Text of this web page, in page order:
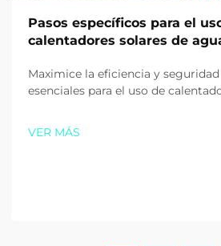
Pasos específicos para el
calentadores solares de
Maximice la eficiencia y
esenciales para el uso de
arranque, uso diario y calefacción
ahorrar en energía hoy.
VER MÁS